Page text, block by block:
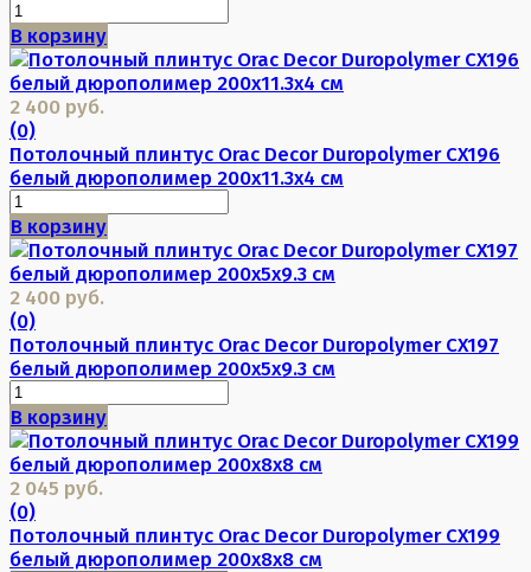
В корзину
2 400 руб.
(0)
Потолочный плинтус Orac Decor Duropolymer CX196
белый дюрополимер 200x11.3x4 см
В корзину
2 400 руб.
(0)
Потолочный плинтус Orac Decor Duropolymer CX197
белый дюрополимер 200x5x9.3 см
В корзину
2 045 руб.
(0)
Потолочный плинтус Orac Decor Duropolymer CX199
белый дюрополимер 200x8x8 см